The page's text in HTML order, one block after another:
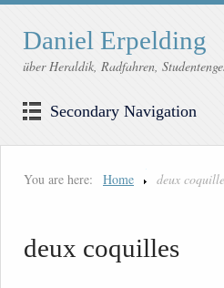
Daniel Erpelding
über Heraldik, Radfahren,
Secondary Navigation
You are here: Home deux
deux coquilles